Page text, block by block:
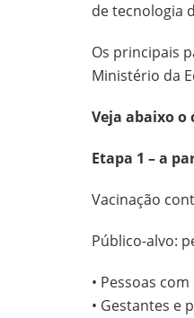
de tecnologia
Os principais
Ministério da
Veja abaixo o
Etapa 1 – a
Vacinação
Público-alvo:
• Pessoas
• Gestantes e